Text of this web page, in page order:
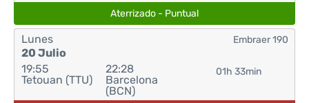
Aterrizado - Puntual
Lunes
20 Julio
19:55
Tetouan (TTU)
22:28
Barcelona
(BCN)
01h 33min
Embraer 190